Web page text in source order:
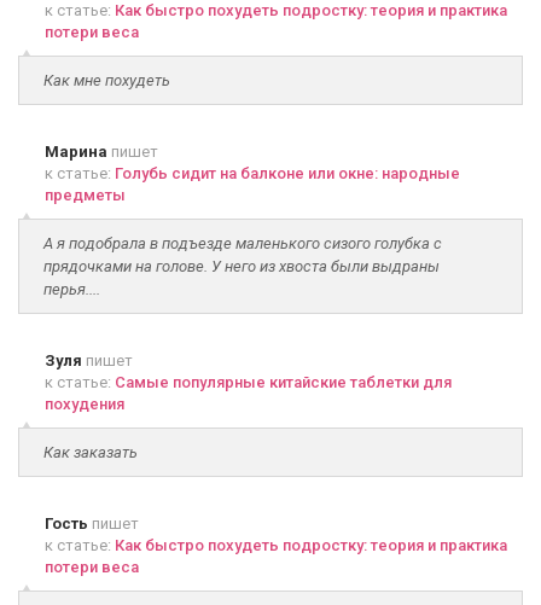
к статье: Как быстро похудеть подростку: теория и практика
потери веса
Как мне похудеть
Марина пишет
к статье: Голубь сидит на балконе или окне: народные
предметы
А я подобрала в подъезде маленького сизого голубка с
прядочками на голове. У него из хвоста были выдраны
перья....
Зуля пишет
к статье: Самые популярные китайские таблетки для
похудения
Как заказать
Гость пишет
к статье: Как быстро похудеть подростку: теория и практика
потери веса